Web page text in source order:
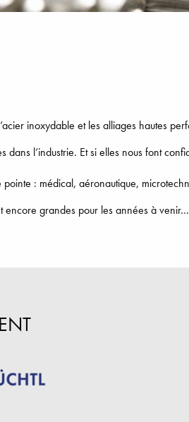
inoxydable et les alliages hautes
l’industrie. Et si elles nous font
pointe : médical, aéronautique,
encore grandes pour les années à